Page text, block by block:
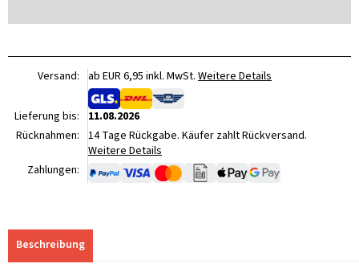
Versand: ab EUR 6,95 inkl. MwSt. Weitere Details
Lieferung bis:
11.08.2026
Rücknahmen: 14 Tage Rückgabe. Käufer zahlt Rückversand.
Weitere Details
Zahlungen:
Beschreibung